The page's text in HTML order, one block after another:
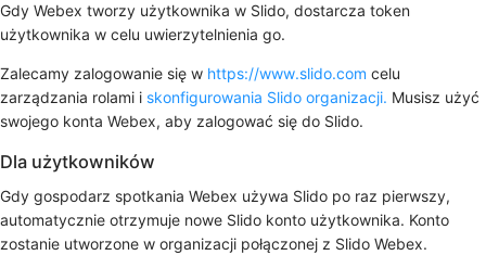
Gdy Webex tworzy użytkownika w Slido, dostarcza token
użytkownika w celu uwierzytelnienia go.
Zalecamy zalogowanie się w https://www.slido.com celu
zarządzania rolami i skonfigurowania Slido organizacji. Musisz użyć
swojego konta Webex, aby zalogować się do Slido.
Dla użytkowników
Gdy gospodarz spotkania Webex używa Slido po raz pierwszy,
automatycznie otrzymuje nowe Slido konto użytkownika. Konto
zostanie utworzone w organizacji połączonej z Slido Webex.